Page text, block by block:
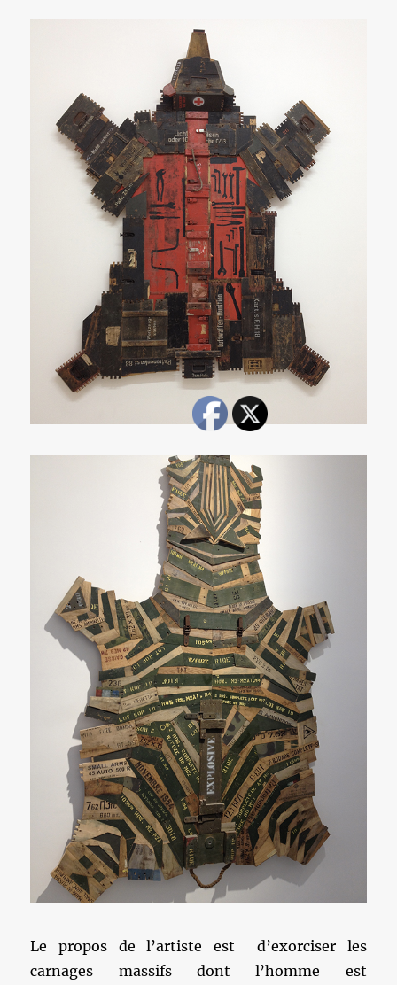
Le propos de l’artiste est d’exorciser les
carnages massifs dont l’homme est